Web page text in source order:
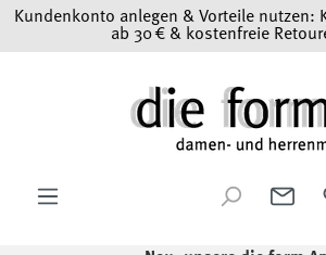
Zum Hauptinhalt springen
Kundenkonto anlegen & Vorteile nutzen:
ab 30 € & kostenfreie